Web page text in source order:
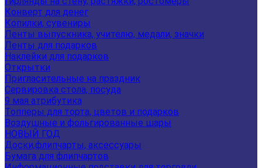
Конверт для денег
Копилки, сувениры
Ленты выпускника, учителю, медали, значки
Ленты для подарков
Наклейки для подарков
Открытки
Пригласительные на праздник
Сервировка стола, посуда
9 мая атрибутика
Топперы для торта, цветов и подарков
Воздушные и фольгированные шары
НОВЫЙ ГОД
Доски,флипчарты, аксессуары
Бумага для флипчартов